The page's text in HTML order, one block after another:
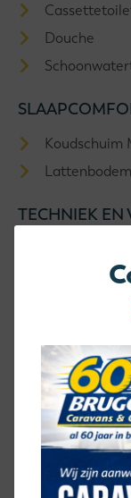
Douche
Koudschuim
Lattenbodem
TECHNIEK EN
HOE IS
MF